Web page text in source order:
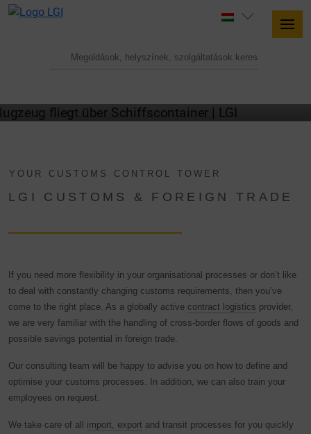
YOUR CUSTOMS CONTROL TOWER
LGI CUSTOMS & FOREIGN TRADE
If you need more flexibility in your organisational processes or don’t like
to deal with constantly changing customs requirements, then you’ve
come to the right place. As a globally active contract logistics provider,
we are very familiar with the handling of cross-border flows of goods and
possible savings potential in foreign trade.
Our consulting team will be happy to advise you on how to define and
optimise your customs processes. In addition, we can also train your
employees on request.
We take care of all import, export and transit processes for you quickly